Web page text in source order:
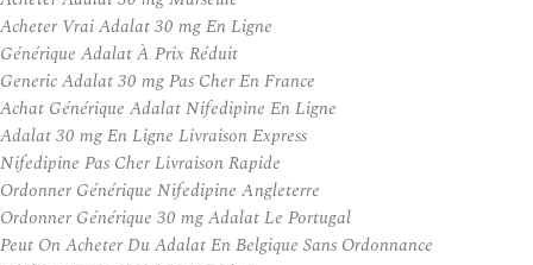
Acheter Vrai Adalat 30 mg En Ligne
Générique Adalat À Prix Réduit
Generic Adalat 30 mg Pas Cher En France
Achat Générique Adalat Nifedipine En Ligne
Adalat 30 mg En Ligne Livraison Express
Nifedipine Pas Cher Livraison Rapide
Ordonner Générique Nifedipine Angleterre
Ordonner Générique 30 mg Adalat Le Portugal
Peut On Acheter Du Adalat En Belgique Sans Ordonnance